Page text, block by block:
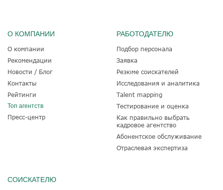
О КОМПАНИИ
О компании
Рекомендации
Новости / Блог
Контакты
Рейтинги
Топ агентств
Пресс-центр
РАБОТОДАТЕЛЮ
Подбор персонала
Заявка
Резюме соискателей
Исследования и аналитика
Talent mapping
Тестирование и оценка
Как правильно выбрать
кадровое агентство
Абонентское обслуживание
Отраслевая экспертиза
СОИСКАТЕЛЮ